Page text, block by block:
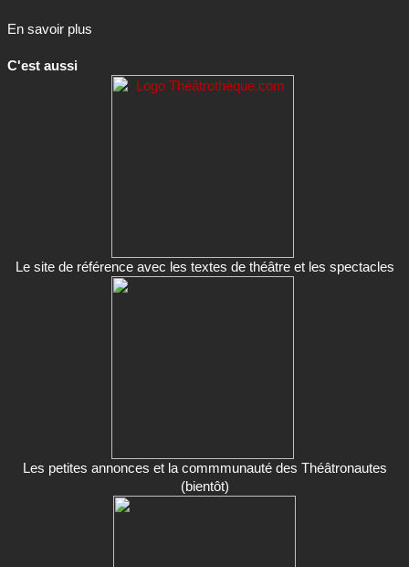
En savoir plus
C'est aussi
Le site de référence avec les textes de théâtre et les spectacles
Les petites annonces et la commmunauté des Théâtronautes
(bientôt)